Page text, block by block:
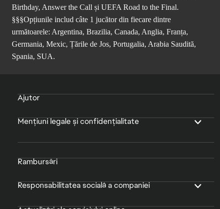
Birthday, Answer the Call și UEFA Road to the Final.
§§§Opțiunile includ câte 1 jucător din fiecare dintre
următoarele: Argentina, Brazilia, Canada, Anglia, Franța,
Germania, Mexic, Țările de Jos, Portugalia, Arabia Saudită,
Spania, SUA.
Ajutor
Mențiuni legale și confidențialitate
Rambursări
Responsabilitatea socială a companiei